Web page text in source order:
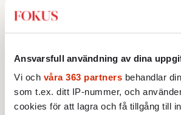
Ansvarsfull användning av dina
Vi och våra 363 partners behandlar
som t.ex. ditt IP-nummer, och
cookies för att lagra och få tillgång till
svårrecenserad bok. Utgiven
förlag, är boken debattören
Segerfeldts försök att
rysk, sovjetisk och ukrainsk